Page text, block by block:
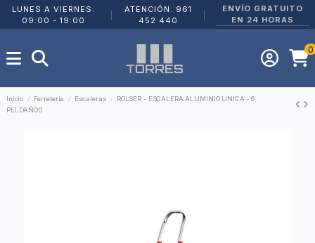
LUNES A VIERNES:
09:00 - 19:00
ATENCIÓN: 961
452 440
ENVÍO GRATUITO
EN 24 HORAS
0
Inicio Ferretería Escaleras
ROLSER - ESCALERA ALUMINIO UNICA - 6
PELDAÑOS